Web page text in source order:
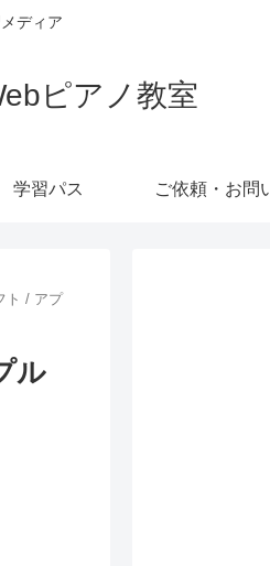
ディア
ピアノ教室
学習パス ご依頼・お問
ト / アプ
ル